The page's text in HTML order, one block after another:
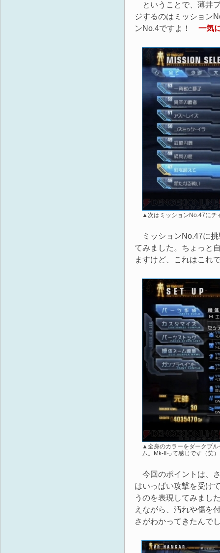
ということで、薄井
ジするのはミッション
ンNo.4ですよ！ 一気
▲次はミッションNo.47に
ミッションNo.47に挑
てみました。ちょっと
ますけど、これはこれ
▲全身のカラーをダークブ
ム。Mk-IIって感じです（笑
今回のポイントは、
はいっぱい攻撃を受け
うのを表現してみまし
えながら、汚れや傷を
さがわかってきたんで